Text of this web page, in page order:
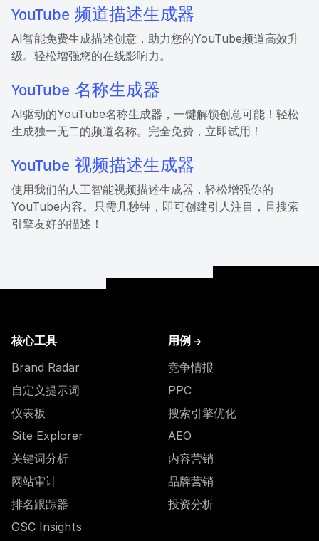
YouTube 频道描述生成器
AI智能免费生成描述创意，助力您的YouTube频道高效升
级。轻松增强您的在线影响力。
YouTube 名称生成器
AI驱动的YouTube名称生成器，一键解锁创意可能！轻松
生成独一无二的频道名称。完全免费，立即试用！
YouTube 视频描述生成器
使用我们的人工智能视频描述生成器，轻松增强你的
YouTube内容。只需几秒钟，即可创建引人注目，且搜索
引擎友好的描述！
核心工具
Brand Radar
自定义提示词
仪表板
Site Explorer
关键词分析
网站审计
排名跟踪器
GSC Insights
用例 →
竞争情报
PPC
搜索引擎优化
AEO
内容营销
品牌营销
投资分析